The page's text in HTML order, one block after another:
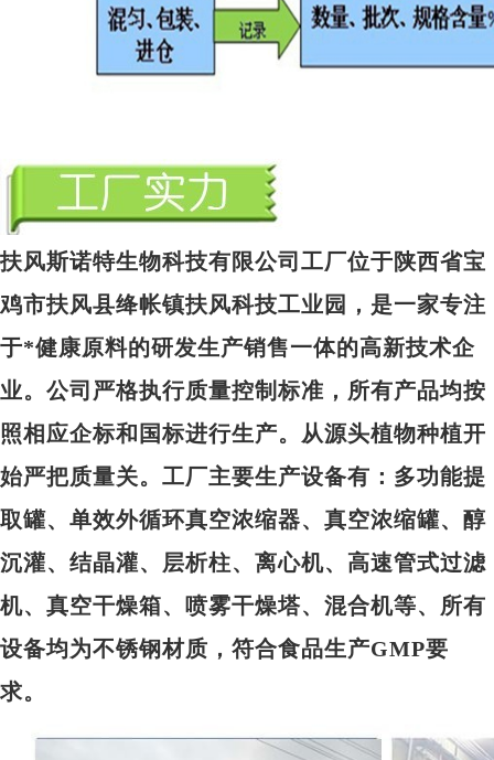
扶风斯诺特生物科技有限公司工厂位于陕西省宝
鸡市扶风县绛帐镇扶风科技工业园，是一家专注
于*健康原料的研发生产销售一体的高新技术企
业。公司严格执行质量控制标准，所有产品均按
照相应企标和国标进行生产。从源头植物种植开
始严把质量关。工厂主要生产设备有：多功能提
取罐、单效外循环真空浓缩器、真空浓缩罐、醇
沉灌、结晶灌、层析柱、离心机、高速管式过滤
机、真空干燥箱、喷雾干燥塔、混合机等、所有
设备均为不锈钢材质，符合食品生产GMP要
求。